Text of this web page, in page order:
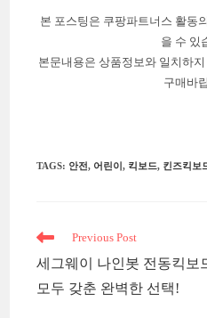
본 포스팅은 쿠팡파트너스 활동
을 수 있
본문내용은 상품정보와 일치하
구매바
TAGS: 안전, 어린이, 킥보드, 킨즈킥보
Read
articles
Previous Post
세그웨이 나인봇 전동킥보
모두 갖춘 완벽한 선택!